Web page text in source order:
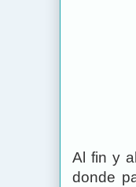
Al fin y
donde